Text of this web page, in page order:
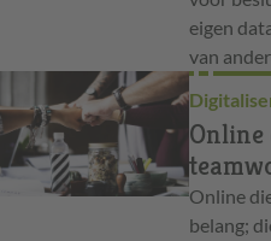
eigen
van
Online
belang;